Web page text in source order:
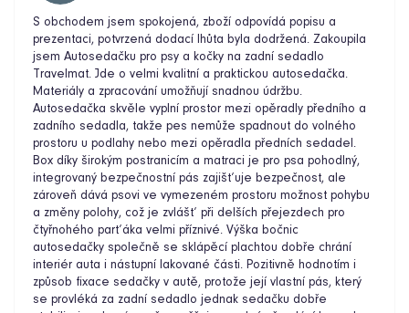
S obchodem jsem spokojená, zboží odpovídá popisu a
prezentaci, potvrzená dodací lhůta byla dodržená. Zakoupila
jsem Autosedačku pro psy a kočky na zadní sedadlo
Travelmat. Jde o velmi kvalitní a praktickou autosedačka.
Materiály a zpracování umožňují snadnou údržbu.
Autosedačka skvěle vyplní prostor mezi opěradly předního a
zadního sedadla, takže pes nemůže spadnout do volného
prostoru u podlahy nebo mezi opěradla předních sedadel.
Box díky širokým postranicím a matraci je pro psa pohodlný,
integrovaný bezpečnostní pás zajišťuje bezpečnost, ale
zároveň dává psovi ve vymezeném prostoru možnost pohybu
a změny polohy, což je zvlášť při delších přejezdech pro
čtyřnohého parťáka velmi příznivé. Výška bočnic
autosedačky společně se sklápěcí plachtou dobře chrání
interiér auta i nástupní lakované části. Pozitivně hodnotím i
způsob fixace sedačky v autě, protože její vlastní pás, který
se provléká za zadní sedadlo jednak sedačku dobře